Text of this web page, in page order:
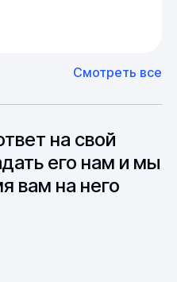
от различных
1 недели.
из Европы и
мы сможем
и
Смотреть все
на свой
его нам и мы
вам на него